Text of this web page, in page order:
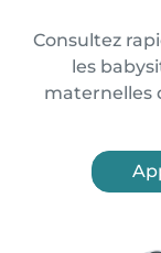
Consultez
les
maternelles